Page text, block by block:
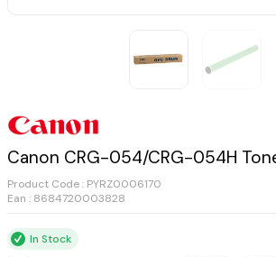
Canon CRG-054/CRG-054H
Product Code : PYRZ0006170
Ean : 8684720003828
In Stock